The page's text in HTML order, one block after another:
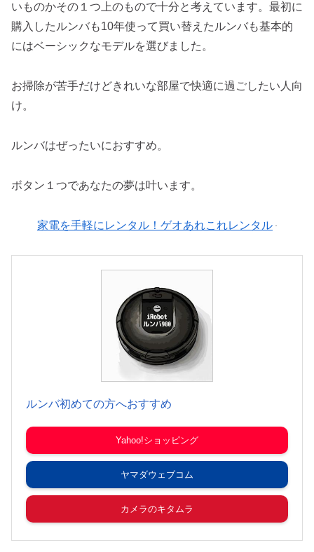
いものかその１つ上のもので十分と考えています。最初に
購入したルンバも10年使って買い替えたルンバも基本的
にはベーシックなモデルを選びました。
お掃除が苦手だけどきれいな部屋で快適に過ごしたい人向
け。
ルンバはぜったいにおすすめ。
ボタン１つであなたの夢は叶います。
家電を手軽にレンタル！ゲオあれこれレンタル
ルンバ初めての方へおすすめ
Yahoo!ショッピング
ヤマダウェブコム
カメラのキタムラ